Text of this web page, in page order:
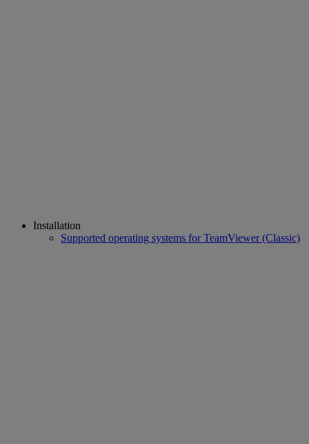
Installation
Supported operating systems for TeamViewer (Classic)